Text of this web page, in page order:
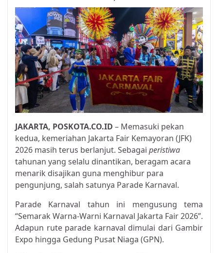
JAKARTA, POSKOTA.CO.ID – Memasuki pekan
kedua, kemeriahan Jakarta Fair Kemayoran (JFK)
2026 masih terus berlanjut. Sebagai peristiwa
tahunan yang selalu dinantikan, beragam acara
menarik disajikan guna menghibur para
pengunjung, salah satunya Parade Karnaval.
Parade Karnaval tahun ini mengusung tema
“Semarak Warna-Warni Karnaval Jakarta Fair 2026”.
Adapun rute parade karnaval dimulai dari Gambir
Expo hingga Gedung Pusat Niaga (GPN).